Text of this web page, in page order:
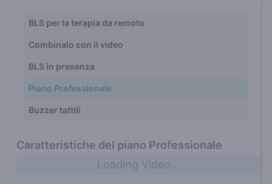
BLS per la terapia da remoto
Combinalo con il video
BLS in presenza
Piano Professionale
Buzzer tattili
Caratteristiche del piano Professionale
Loading Video...